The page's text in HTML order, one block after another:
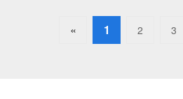
解疲劳达到提高工作效率目的。
« 1 2 3